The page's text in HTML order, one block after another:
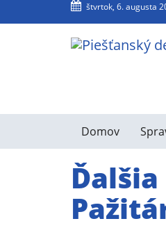
štvrtok, 6. augusta
Domov